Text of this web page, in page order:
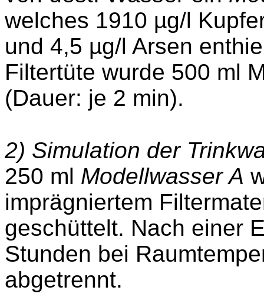
welches 1910 µg/l
und 4,5 µg/l Arsen
Filtertüte wurde 500 ml
(Dauer: je 2 min).
2) Simulation der
250 ml Modellwasser A
imprägniertem
geschüttelt. Nach einer
Stunden bei
abgetrennt.